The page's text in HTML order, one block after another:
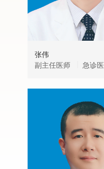
张伟
副主任医师
急诊